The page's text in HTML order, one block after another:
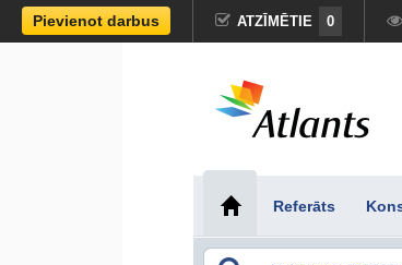
Pievienot darbus ATZĪMĒTIE 0
Referāts